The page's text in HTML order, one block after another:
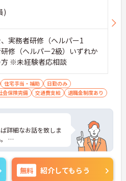
)
実務者研修（ヘルパー1
修（ヘルパー2級）いずれか
※未経験者応相談
住宅手当・補助
日勤のみ
会保険完備 交通費支給 退職金制度あり
詳細なお話を致しま
複製頂き、
記載を消して作成く
無料 紹介してもらう